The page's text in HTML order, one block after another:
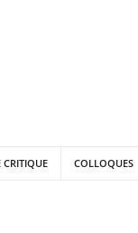
CRITIQUE COLLOQUES